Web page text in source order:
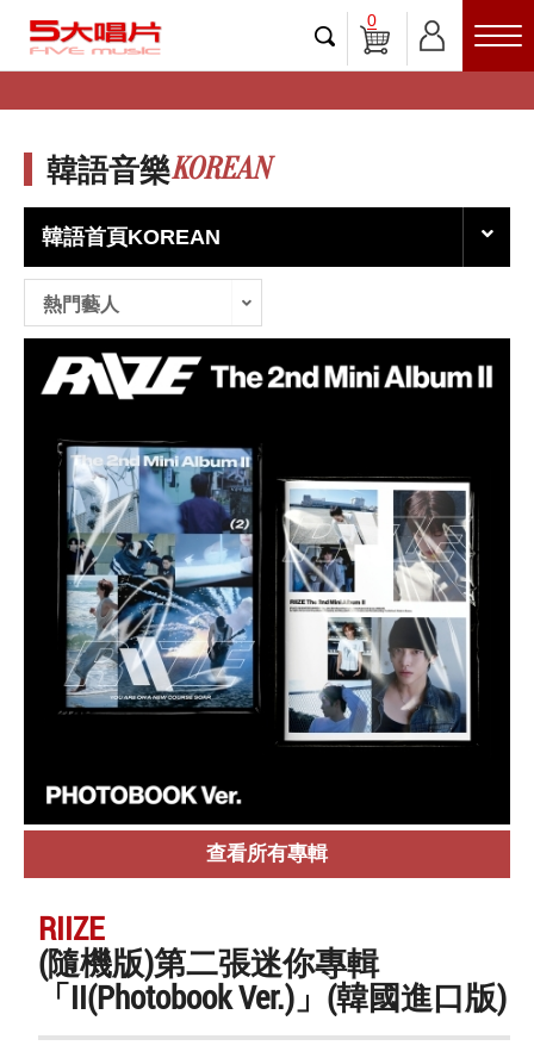
0
韓語音樂KOREAN
韓語首頁KOREAN
熱門藝人
查看所有專輯
RIIZE
(隨機版)第二張迷你專輯
「II(Photobook Ver.)」(韓國進口版)